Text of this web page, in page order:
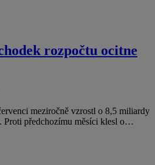
rozpočtu ocitne
meziročně vzrostl o 8,5 miliardy
předchozímu měsíci klesl o…